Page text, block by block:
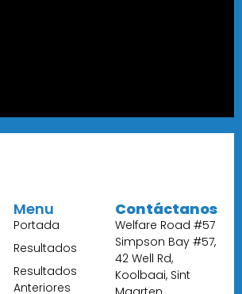
Menu
Portada
Resultados
Resultados
Anteriores
Contáctanos
Welfare Road #57
Simpson Bay #57,
42 Well Rd,
Koolbaai, Sint